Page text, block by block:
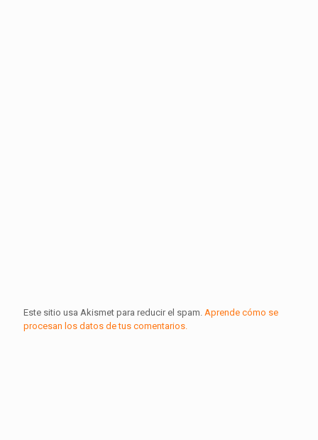
Este sitio usa Akismet para reducir el spam. Aprende cómo se
procesan los datos de tus comentarios.